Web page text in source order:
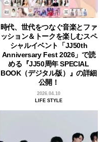
時代、世代をつなぐ音楽とファ
ッション＆トークを楽しむスペ
シャルイベント「JJ50th
Anniversary Fest 2026」で読
める『JJ50周年 SPECIAL
BOOK（デジタル版）』の詳細
公開！
2026.04.10
LIFE STYLE